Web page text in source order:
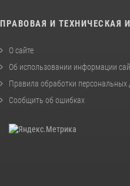
ПРАВОВАЯ И ТЕХНИЧЕСКАЯ
О сайте
Об использовании информации
Правила обработки персональных
Сообщить об ошибках